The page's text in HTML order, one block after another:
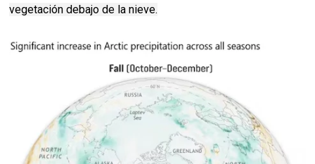
vegetación debajo de la nieve.